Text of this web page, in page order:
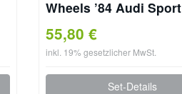
Wheels ’84 Audi Sport
Quattro Bausatz
55,80 €
inkl. 19% gesetzlicher MwSt.
Set-Details